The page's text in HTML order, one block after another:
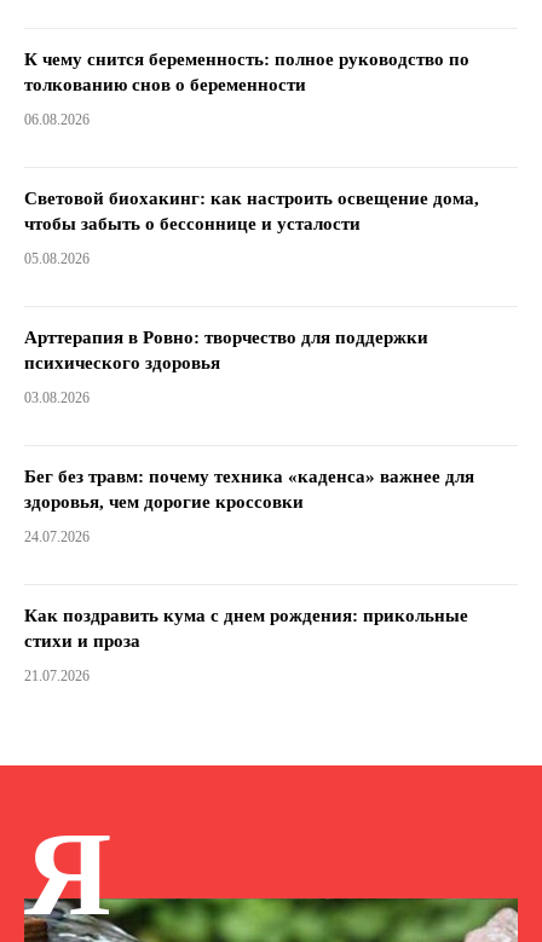
К чему снится беременность: полное руководство по
толкованию снов о беременности
06.08.2026
Световой биохакинг: как настроить освещение дома,
чтобы забыть о бессоннице и усталости
05.08.2026
Арттерапия в Ровно: творчество для поддержки
психического здоровья
03.08.2026
Бег без травм: почему техника «каденса» важнее для
здоровья, чем дорогие кроссовки
24.07.2026
Как поздравить кума с днем ​​рождения: прикольные
стихи и проза
21.07.2026
Я